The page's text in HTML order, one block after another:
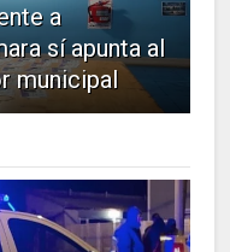
a
sí apunta al
municipal